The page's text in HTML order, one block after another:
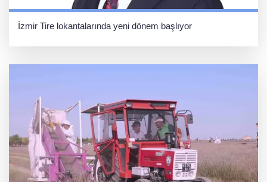
İzmir Tire lokantalarında yeni dönem başlıyor